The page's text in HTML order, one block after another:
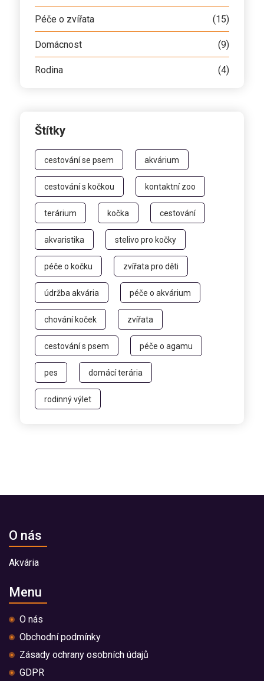
Péče o zvířata (15)
Domácnost (9)
Rodina (4)
Štítky
cestování se psem akvárium
cestování s kočkou kontaktní zoo
terárium kočka cestování
akvaristika stelivo pro kočky
péče o kočku zvířata pro děti
údržba akvária péče o akvárium
chování koček zvířata
cestování s psem péče o agamu
pes domácí terária
rodinný výlet
O nás
Akvária
Menu
O nás
Obchodní podmínky
Zásady ochrany osobních údajů
GDPR